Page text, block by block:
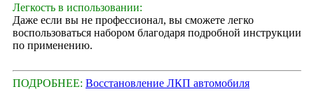
Легкость в использовании:
Даже если вы не профессионал, вы сможете легко
воспользоваться набором благодаря подробной инструкции
по применению.
ПОДРОБНЕЕ: Восстановление ЛКП автомобиля